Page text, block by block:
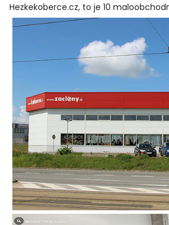
Hezkekoberce.cz, to je 10